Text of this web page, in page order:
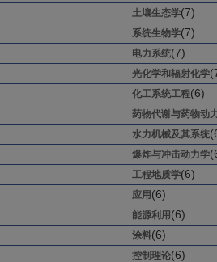
土壤生态学(7)
系统生物学(7)
电力系统(7)
光化学和辐射化学
化工系统工程(6)
药物代谢与药物动
水力机械及其系统
爆炸与冲击动力学
工程地质学(6)
应用 (6)
能源利用 (6)
涂料(6)
控制理论(6)